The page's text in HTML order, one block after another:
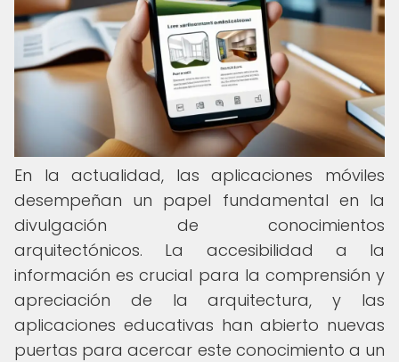
En la actualidad, las aplicaciones móviles
desempeñan un papel fundamental en la
divulgación de conocimientos
arquitectónicos. La accesibilidad a la
información es crucial para la comprensión y
apreciación de la arquitectura, y las
aplicaciones educativas han abierto nuevas
puertas para acercar este conocimiento a un